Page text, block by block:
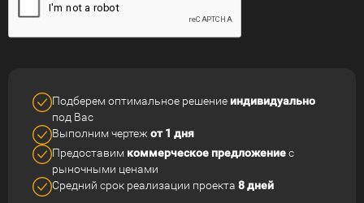
Подберем оптимальное решение индивидуально
под Вас
Выполним чертеж от 1 дня
Предоставим коммерческое предложениес
рыночными ценами
Средний срок реализации проекта 8 дней